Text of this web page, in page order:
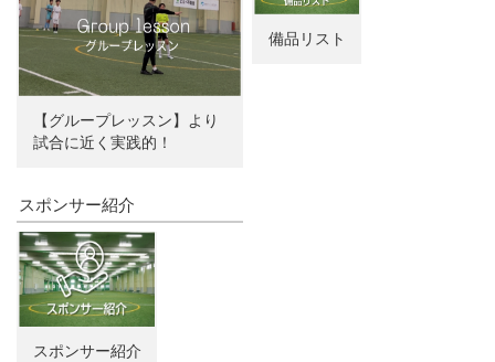
【グループレッスン】より
試合に近く実践的！
備品リスト
スポンサー紹介
スポンサー紹介